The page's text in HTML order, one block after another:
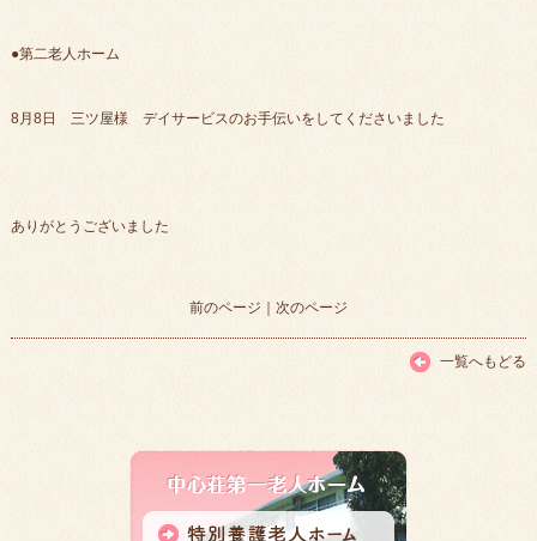
●第二老人ホーム
8月8日 三ツ屋様 デイサービスのお手伝いをしてくださいました
ありがとうございました
前のページ ｜ 次のページ
一覧へもどる